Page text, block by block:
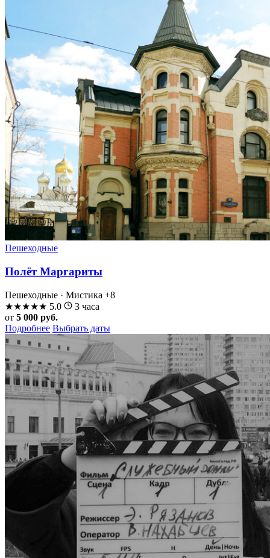
Пешеходные
Полёт Маргариты
Пешеходные · Мистика +8
★★★★★ 5.0
3 часа
от 5 000 руб.
Подробнее Выбрать даты